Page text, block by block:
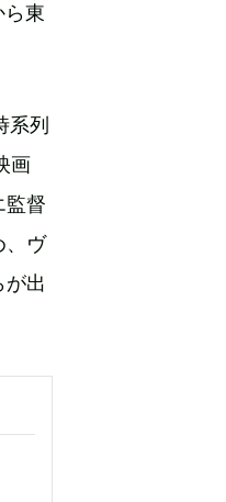
東
系列
画
監督
、ヴ
が出